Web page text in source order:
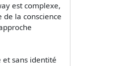
est complexe,
la conscience
et sans identité